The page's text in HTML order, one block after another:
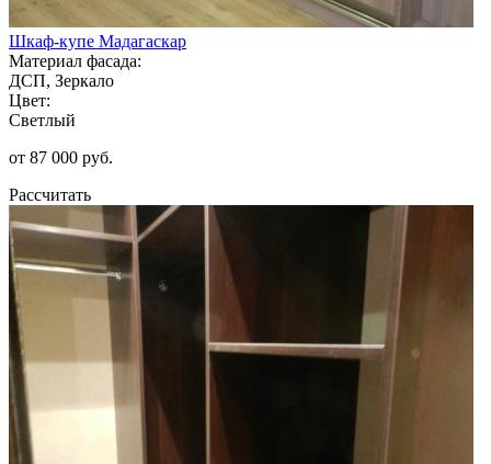
Шкаф-купе Мадагаскар
Материал фасада:
ДСП, Зеркало
Цвет:
Светлый
от 87 000 руб.
Рассчитать